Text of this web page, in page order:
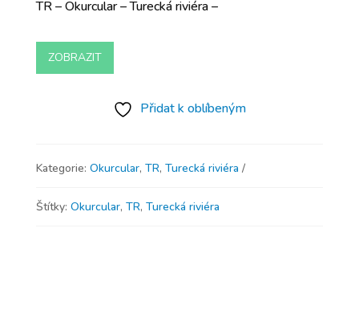
TR – Okurcular – Turecká riviéra –
ZOBRAZIT
Přidat k oblíbeným
Kategorie: Okurcular, TR, Turecká riviéra
Štítky: Okurcular, TR, Turecká riviéra